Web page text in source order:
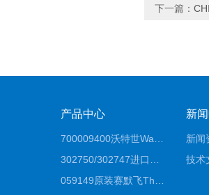
下一篇：
产品中心 新
新闻
技术